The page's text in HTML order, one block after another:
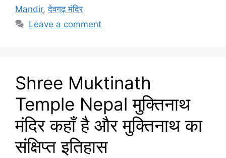
Mandir,देवगढ़ मंदिर
Leave a comment
Shree Muktinath
Temple Nepal मुक्तिनाथ
मंदिर कहाँ है और मुक्तिनाथ का
संक्षिप्त इतिहास